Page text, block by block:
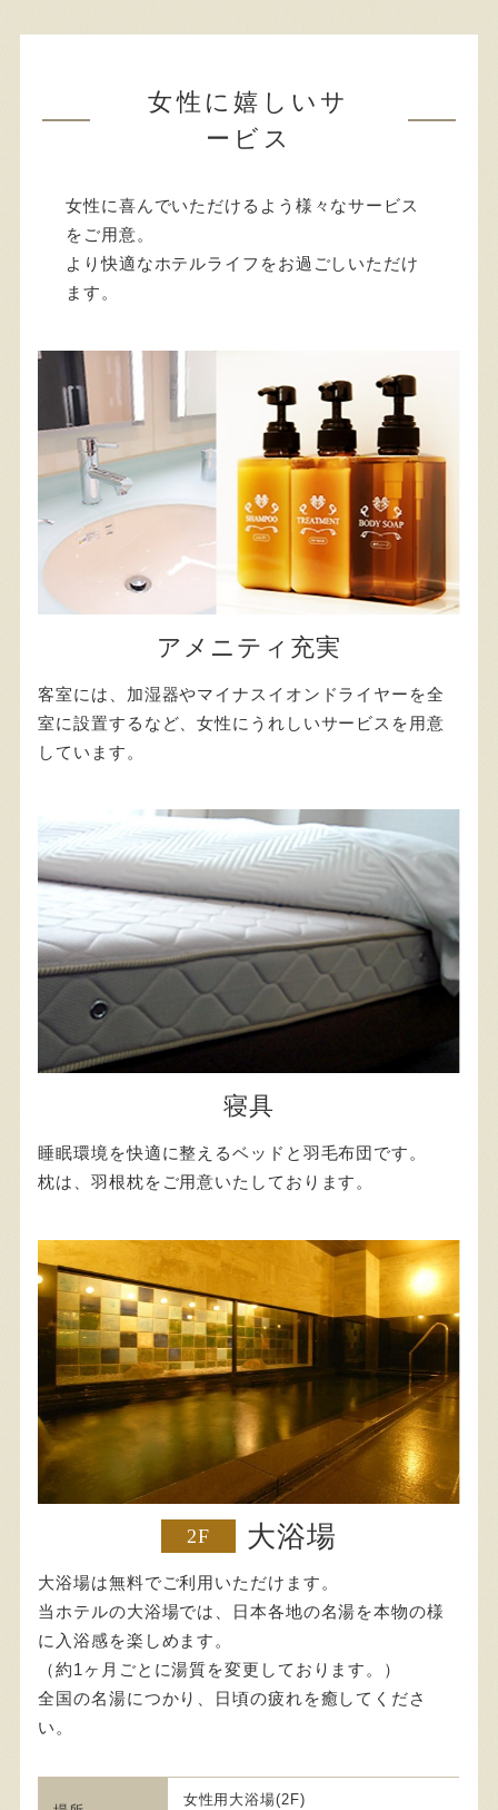
女性に嬉しいサ
ービス
女性に喜んでいただけるよう様々なサービス
をご用意。
より快適なホテルライフをお過ごしいただけ
ます。
アメニティ充実
客室には、加湿器やマイナスイオンドライヤーを全
室に設置するなど、女性にうれしいサービスを用意
しています。
寝具
睡眠環境を快適に整えるベッドと羽毛布団です。
枕は、羽根枕をご用意いたしております。
2F 大浴場
大浴場は無料でご利用いただけます。
当ホテルの大浴場では、日本各地の名湯を本物の様
に入浴感を楽しめます。
（約1ヶ月ごとに湯質を変更しております。）
全国の名湯につかり、日頃の疲れを癒してくださ
い。
女性用大浴場(2F)